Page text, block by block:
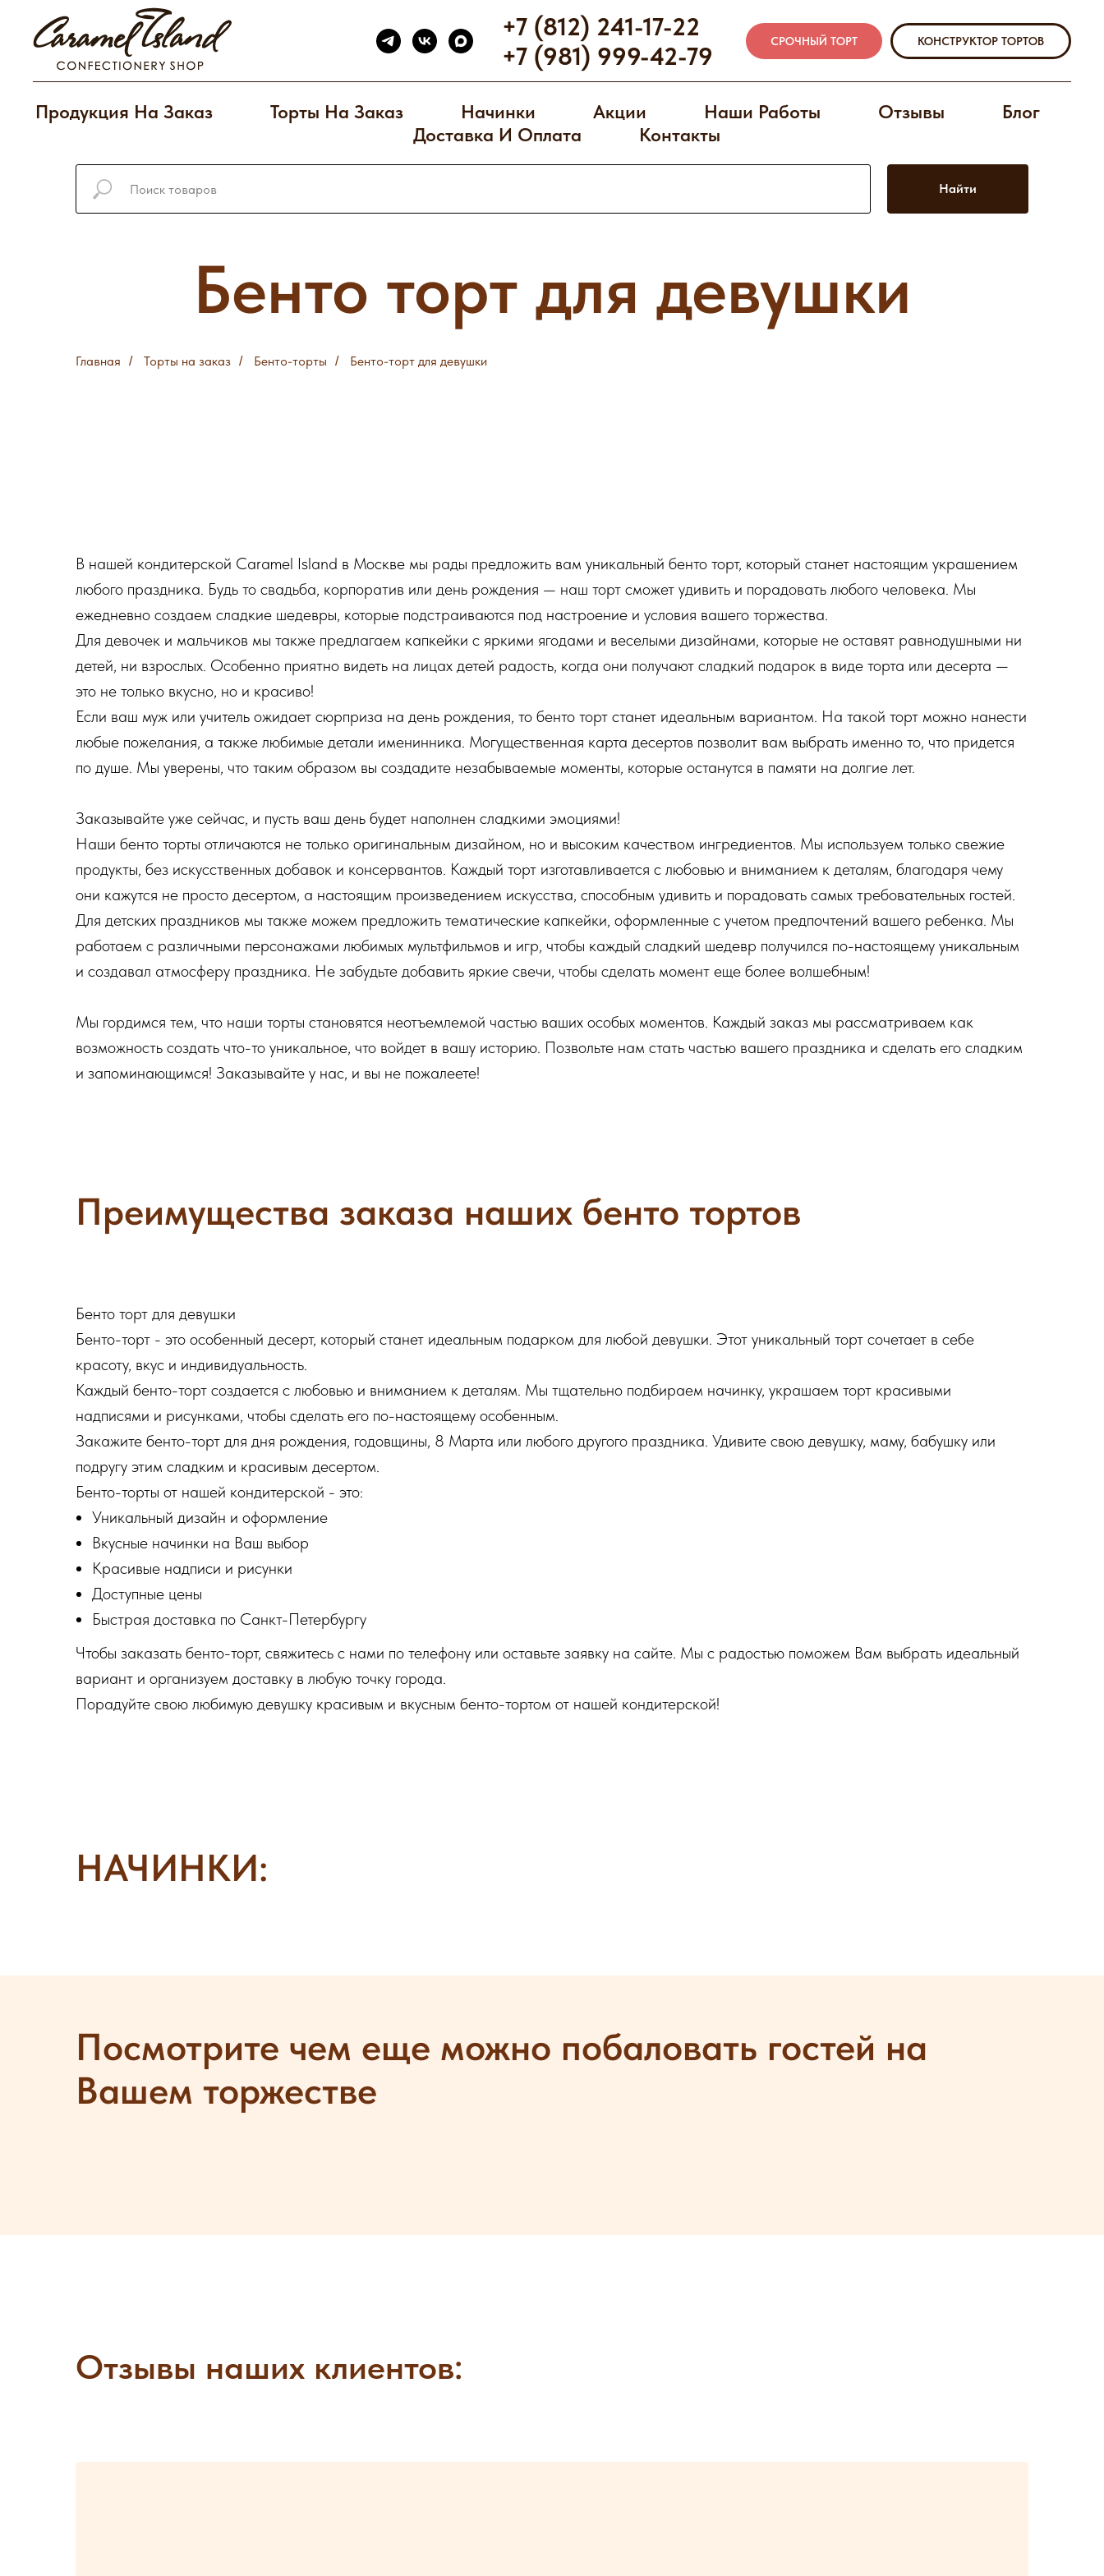
+7 (812) 241-17-22
+7 (981) 999-42-79
СРОЧНЫЙ ТОРТ КОНСТРУКТОР ТОРТОВ
Продукция На Заказ Торты На Заказ Начинки Акции Наши Работы Отзывы
Блог
Доставка И Оплата
Контакты
Найти
Бенто торт для девушки
Главная / Торты на заказ / Бенто-торты / Бенто-торт для девушки
В нашей кондитерской Caramel Island в Москве мы рады предложить вам уникальный бенто торт, который станет настоящим украшением
любого праздника. Будь то свадьба, корпоратив или день рождения — наш торт сможет удивить и порадовать любого человека. Мы
ежедневно создаем сладкие шедевры, которые подстраиваются под настроение и условия вашего торжества.
Для девочек и мальчиков мы также предлагаем капкейки с яркими ягодами и веселыми дизайнами, которые не оставят равнодушными ни
детей, ни взрослых. Особенно приятно видеть на лицах детей радость, когда они получают сладкий подарок в виде торта или десерта —
это не только вкусно, но и красиво!
Если ваш муж или учитель ожидает сюрприза на день рождения, то бенто торт станет идеальным вариантом. На такой торт можно нанести
любые пожелания, а также любимые детали именинника. Могущественная карта десертов позволит вам выбрать именно то, что придется
по душе. Мы уверены, что таким образом вы создадите незабываемые моменты, которые останутся в памяти на долгие лет.
Заказывайте уже сейчас, и пусть ваш день будет наполнен сладкими эмоциями!
Наши бенто торты отличаются не только оригинальным дизайном, но и высоким качеством ингредиентов. Мы используем только свежие
продукты, без искусственных добавок и консервантов. Каждый торт изготавливается с любовью и вниманием к деталям, благодаря чему
они кажутся не просто десертом, а настоящим произведением искусства, способным удивить и порадовать самых требовательных гостей.
Для детских праздников мы также можем предложить тематические капкейки, оформленные с учетом предпочтений вашего ребенка. Мы
работаем с различными персонажами любимых мультфильмов и игр, чтобы каждый сладкий шедевр получился по-настоящему уникальным
и создавал атмосферу праздника. Не забудьте добавить яркие свечи, чтобы сделать момент еще более волшебным!
Мы гордимся тем, что наши торты становятся неотъемлемой частью ваших особых моментов. Каждый заказ мы рассматриваем как
возможность создать что-то уникальное, что войдет в вашу историю. Позвольте нам стать частью вашего праздника и сделать его сладким
и запоминающимся! Заказывайте у нас, и вы не пожалеете!
Преимущества заказа наших бенто тортов
Бенто торт для девушки
Бенто-торт - это особенный десерт, который станет идеальным подарком для любой девушки. Этот уникальный торт сочетает в себе
красоту, вкус и индивидуальность.
Каждый бенто-торт создается с любовью и вниманием к деталям. Мы тщательно подбираем начинку, украшаем торт красивыми
надписями и рисунками, чтобы сделать его по-настоящему особенным.
Закажите бенто-торт для дня рождения, годовщины, 8 Марта или любого другого праздника. Удивите свою девушку, маму, бабушку или
подругу этим сладким и красивым десертом.
Бенто-торты от нашей кондитерской - это:
Уникальный дизайн и оформление
Вкусные начинки на Ваш выбор
Красивые надписи и рисунки
Доступные цены
Быстрая доставка по Санкт-Петербургу
Чтобы заказать бенто-торт, свяжитесь с нами по телефону или оставьте заявку на сайте. Мы с радостью поможем Вам выбрать идеальный
вариант и организуем доставку в любую точку города.
Порадуйте свою любимую девушку красивым и вкусным бенто-тортом от нашей кондитерской!
НАЧИНКИ:
Посмотрите чем еще можно побаловать гостей на
Вашем торжестве
Отзывы наших клиентов: